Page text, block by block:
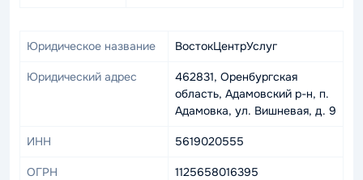
Юридическое название ВостокЦентрУслуг
Юридический адрес
462831, Оренбургская
область, Адамовский р-н, п.
Адамовка, ул. Вишневая, д. 9
ИНН 5619020555
ОГРН 1125658016395